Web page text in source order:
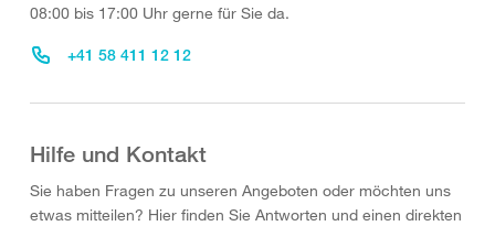
08:00 bis 17:00 Uhr gerne für Sie da.
+41 58 411 12 12
Hilfe und Kontakt
Sie haben Fragen zu unseren Angeboten oder möchten uns
etwas mitteilen? Hier finden Sie Antworten und einen direkten